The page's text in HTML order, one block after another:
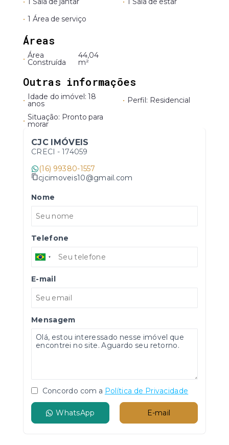
• 1 Área de serviço
Áreas
• Área
Construída
44,04
m²
Outras informações
• Idade do imóvel: 18
anos • Perfil: Residencial
• Situação: Pronto para
morar
CJC IMÓVEIS
CRECI - 174059
(16) 99380-1557
cjcimoveis10@gmail.com
Nome
Telefone
E-mail
Mensagem
Concordo com a Política de Privacidade
WhatsApp E-mail